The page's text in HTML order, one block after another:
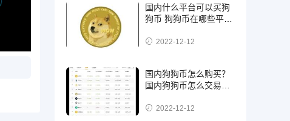
国内什么平台可以买狗
狗币 狗狗币在哪些平台
2022-12-12
国内狗狗币怎么购买？
国内狗狗币怎么交易使
2022-12-12